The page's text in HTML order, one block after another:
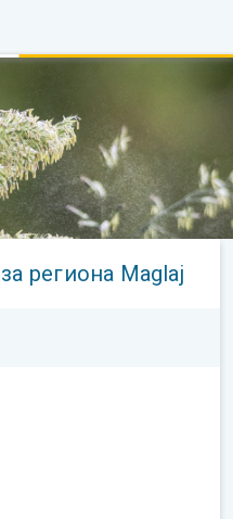
региона Maglaj